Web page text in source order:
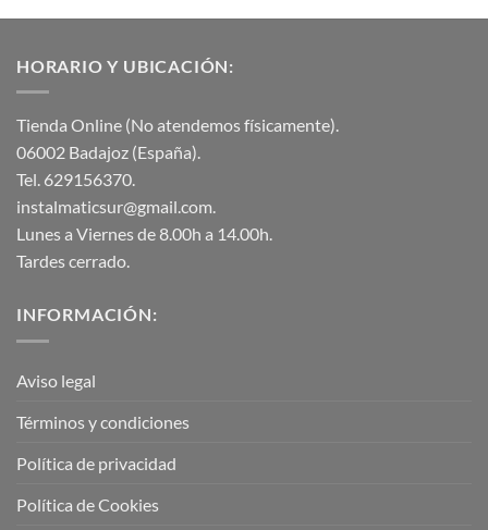
HORARIO Y UBICACIÓN:
Tienda Online (No atendemos físicamente).
06002 Badajoz (España).
Tel. 629156370.
instalmaticsur@gmail.com.
Lunes a Viernes de 8.00h a 14.00h.
Tardes cerrado.
INFORMACIÓN:
Aviso legal
Términos y condiciones
Política de privacidad
Política de Cookies